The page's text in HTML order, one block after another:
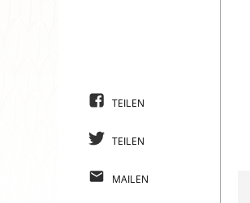
TEILEN
TEILEN
MAILEN